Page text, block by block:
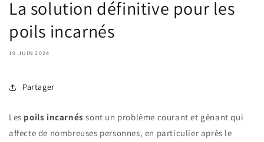
La solution définitive pour les
poils incarnés
19 JUIN 2024
Partager
Les poils incarnés sont un problème courant et gênant qui
affecte de nombreuses personnes, en particulier après le